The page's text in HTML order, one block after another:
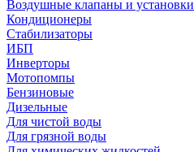
Воздушные клапаны и установки
Кондиционеры
Стабилизаторы
ИБП
Инверторы
Мотопомпы
Бензиновые
Дизельные
Для чистой воды
Для грязной воды